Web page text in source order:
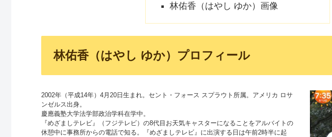
林佑香（はやし ゆか）画像
林佑香（はやし ゆか）プロフィール
2002年（平成14年）4月20日生まれ。セント・フォース スプラウト所属。アメリカ ロサ
ンゼルス出身。
慶應義塾大学法学部政治学科在学中。
『めざましテレビ』（フジテレビ）の8代目お天気キャスターになることをアルバイトの
休憩中に事務所からの電話で知る。『めざましテレビ』に出演する日は午前2時半に起